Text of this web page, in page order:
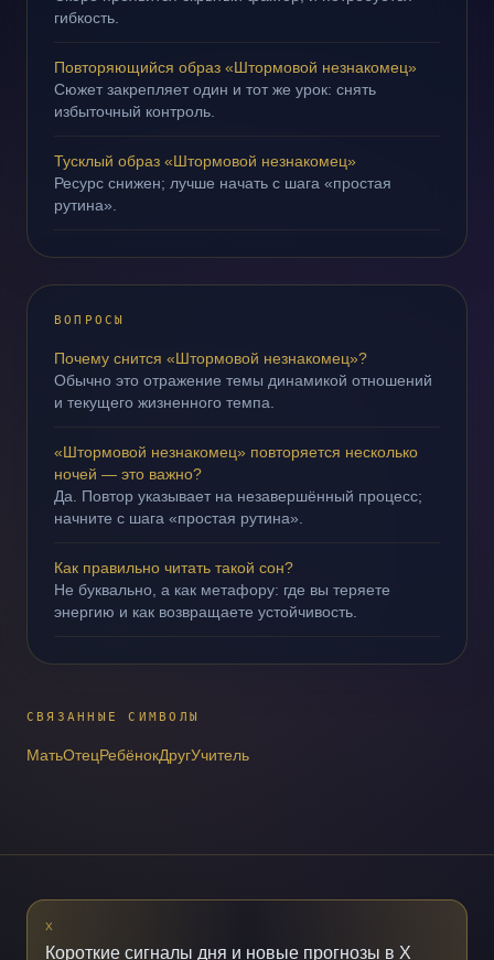
гибкость.
Повторяющийся образ «Штормовой незнакомец»
Сюжет закрепляет один и тот же урок: снять
избыточный контроль.
Тусклый образ «Штормовой незнакомец»
Ресурс снижен; лучше начать с шага «простая
рутина».
ВОПРОСЫ
Почему снится «Штормовой незнакомец»?
Обычно это отражение темы динамикой отношений
и текущего жизненного темпа.
«Штормовой незнакомец» повторяется несколько
ночей — это важно?
Да. Повтор указывает на незавершённый процесс;
начните с шага «простая рутина».
Как правильно читать такой сон?
Не буквально, а как метафору: где вы теряете
энергию и как возвращаете устойчивость.
СВЯЗАННЫЕ СИМВОЛЫ
МатьОтецРебёнокДругУчитель
X
Короткие сигналы дня и новые прогнозы в X